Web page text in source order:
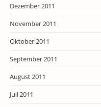
Dezember 2011
November 2011
Oktober 2011
September 2011
August 2011
Juli 2011